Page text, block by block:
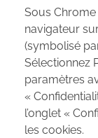
Sous
navigateur
(symbolisé
Sélectionnez
paramètres
«
l’onglet «
les cookies.